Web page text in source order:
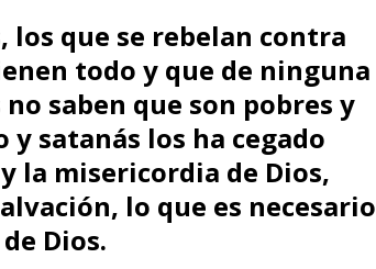
los que se rebelan contra
todo y que de ninguna
saben que son pobres y
y satanás los ha cegado
la misericordia de Dios,
lo que es necesario
Dios.